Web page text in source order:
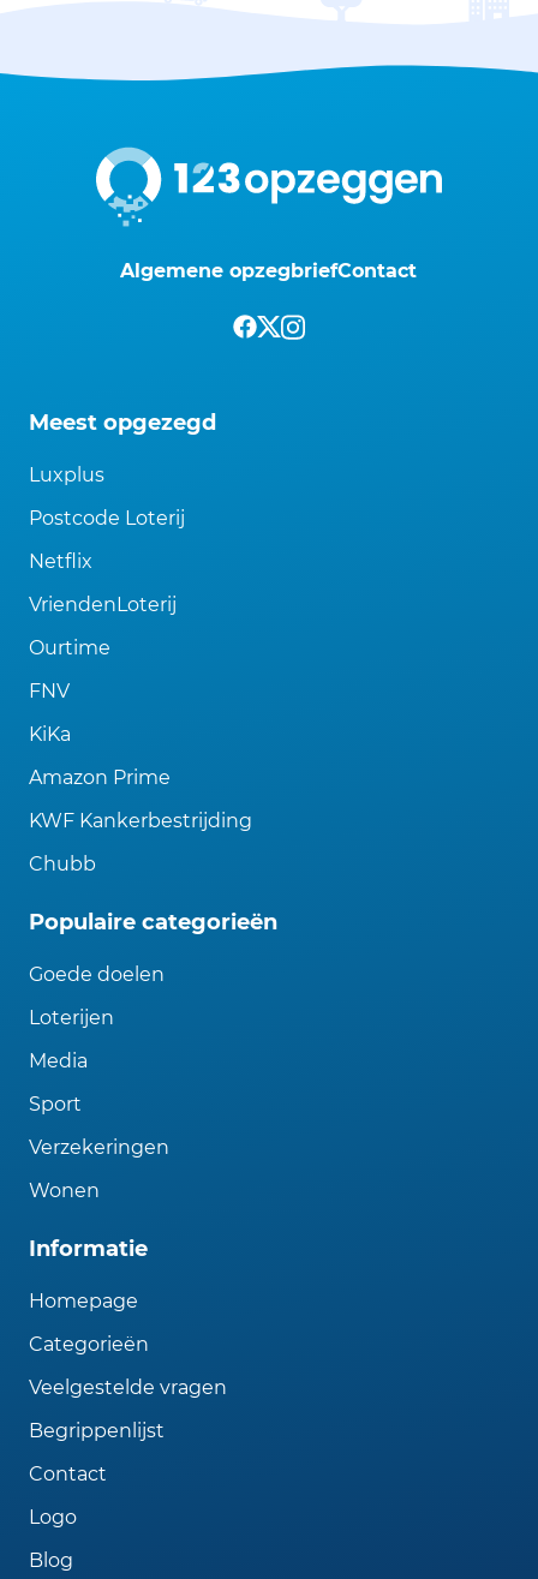
Algemene opzegbriefContact
Meest opgezegd
Luxplus
Postcode Loterij
Netflix
VriendenLoterij
Ourtime
FNV
KiKa
Amazon Prime
KWF Kankerbestrijding
Chubb
Populaire categorieën
Goede doelen
Loterijen
Media
Sport
Verzekeringen
Wonen
Informatie
Homepage
Categorieën
Veelgestelde vragen
Begrippenlijst
Contact
Logo
Blog